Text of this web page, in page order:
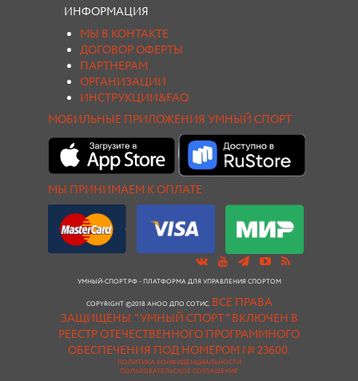
ИНФОРМАЦИЯ
МЫ В КОНТАКТЕ
ДОГОВОР ОФЕРТЫ
ПАРТНЕРАМ
ОРГАНИЗАЦИИ
ИНСТРУКЦИИ&FAQ
МОБИЛЬНЫЕ ПРИЛОЖЕНИЯ УМНЫЙ СПОРТ
МЫ ПРИНИМАЕМ К ОПЛАТЕ
УМНЫЙ-СПОРТ.РФ - ПЛАТФОРМА ДЛЯ УПРАВЛЕНИЯ СПОРТОМ
COPYRIGHT ©2018 АНОО ДПО СОТИС. ВСЕ ПРАВА
ЗАЩИЩЕНЫ."УМНЫЙ СПОРТ " ВКЛЮЧЕН В
РЕЕСТР ОТЕЧЕСТВЕННОГО ПРОГРАММНОГО
ОБЕСПЕЧЕНИЯ ПОД НОМЕРОМ № 23600.
ПОЛИТИКА КОНФИДЕНЦИАЛЬНОСТИ
ПОЛЬЗОВАТЕЛЬСКОЕ СОГЛАШЕНИЕ